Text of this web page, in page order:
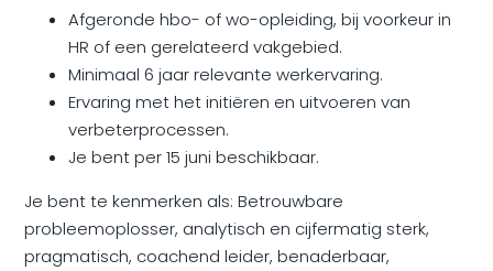
Afgeronde hbo- of wo-opleiding, bij voorkeur in
HR of een gerelateerd vakgebied.
Minimaal 6 jaar relevante werkervaring.
Ervaring met het initiëren en uitvoeren van
verbeterprocessen.
Je bent per 15 juni beschikbaar.
Je bent te kenmerken als: Betrouwbare
probleemoplosser, analytisch en cijfermatig sterk,
pragmatisch, coachend leider, benaderbaar,